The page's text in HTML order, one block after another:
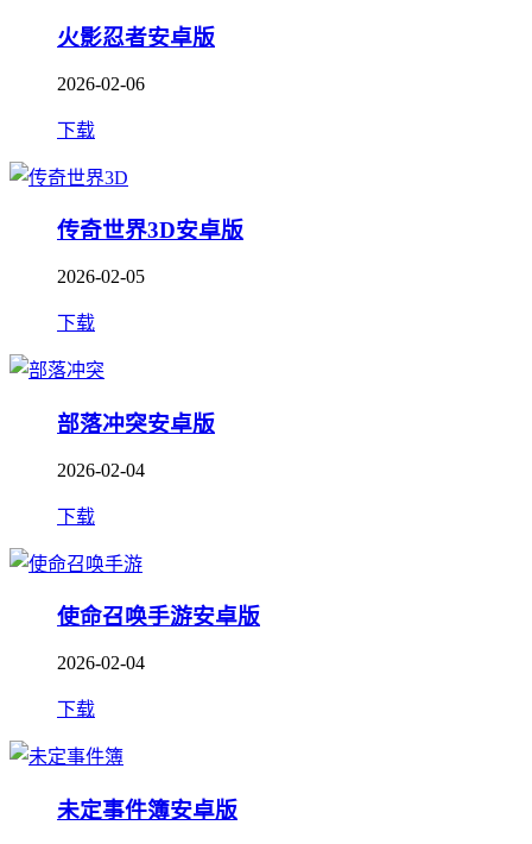
火影忍者安卓版
2026-02-06
下载
传奇世界3D安卓版
2026-02-05
下载
部落冲突安卓版
2026-02-04
下载
使命召唤手游安卓版
2026-02-04
下载
未定事件簿安卓版